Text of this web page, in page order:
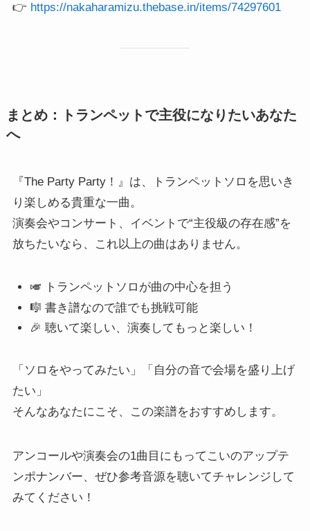
👉 https://nakaharamizu.thebase.in/items/74297601
まとめ：トランペットで主役になりたいあなた
へ
『The Party Party！』は、トランペットソロを思いき
り楽しめる貴重な一曲。
演奏会やコンサート、イベントで“主役級の存在感”を
放ちたいなら、これ以上の曲はありません。
🎺 トランペットソロが曲の中心を担う
🎼 書き譜なので誰でも挑戦可能
🎉 聴いて楽しい、演奏してもっと楽しい！
「ソロをやってみたい」「自分の音で会場を盛り上げ
たい」
そんなあなたにこそ、この楽譜をおすすめします。
アンコールや演奏会の1曲目にもってこいのアップテ
ンポナンバー、ぜひ参考音源を聴いてチャレンジして
みてください！